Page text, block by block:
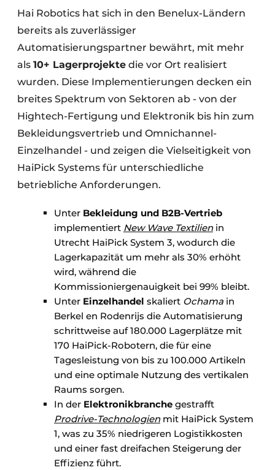
Hai Robotics hat sich in den Benelux-Ländern
bereits als zuverlässiger
Automatisierungspartner bewährt, mit mehr
als 10+ Lagerprojekte die vor Ort realisiert
wurden. Diese Implementierungen decken ein
breites Spektrum von Sektoren ab - von der
Hightech-Fertigung und Elektronik bis hin zum
Bekleidungsvertrieb und Omnichannel-
Einzelhandel - und zeigen die Vielseitigkeit von
HaiPick Systems für unterschiedliche
betriebliche Anforderungen.
Unter Bekleidung und B2B-Vertrieb
implementiert New Wave Textilienin
Utrecht HaiPick System 3, wodurch die
Lagerkapazität um mehr als 30% erhöht
wird, während die
Kommissioniergenauigkeit bei 99% bleibt.
Unter Einzelhandel skaliert Ochama in
Berkel en Rodenrijs die Automatisierung
schrittweise auf 180.000 Lagerplätze mit
170 HaiPick-Robotern, die für eine
Tagesleistung von bis zu 100.000 Artikeln
und eine optimale Nutzung des vertikalen
Raums sorgen.
In der Elektronikbranche gestrafft
Prodrive-Technologienmit HaiPick System
1, was zu 35% niedrigeren Logistikkosten
und einer fast dreifachen Steigerung der
Effizienz führt.